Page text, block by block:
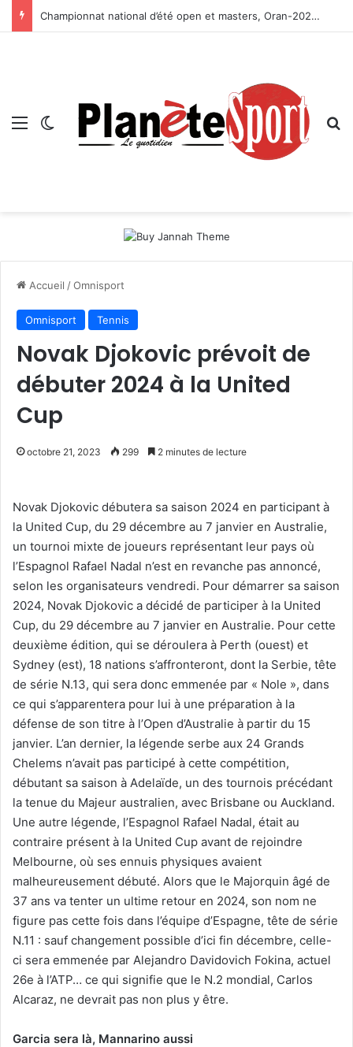
Championnat national d’été open et masters, Oran-2026 — Le CRB s’adjuge le titre
Menu Switch skin
Accueil /Omnisport
Omnisport Tennis
Novak Djokovic prévoit de
débuter 2024 à la United
Cup
octobre 21, 2023 299 2 minutes de lecture
Novak Djokovic débutera sa saison 2024 en participant à
la United Cup, du 29 décembre au 7 janvier en Australie,
un tournoi mixte de joueurs représentant leur pays où
l’Espagnol Rafael Nadal n’est en revanche pas annoncé,
selon les organisateurs vendredi. Pour démarrer sa saison
2024, Novak Djokovic a décidé de participer à la United
Cup, du 29 décembre au 7 janvier en Australie. Pour cette
deuxième édition, qui se déroulera à Perth (ouest) et
Sydney (est), 18 nations s’affronteront, dont la Serbie, tête
de série N.13, qui sera donc emmenée par « Nole », dans
ce qui s’apparentera pour lui à une préparation à la
défense de son titre à l’Open d’Australie à partir du 15
janvier. L’an dernier, la légende serbe aux 24 Grands
Chelems n’avait pas participé à cette compétition,
débutant sa saison à Adelaïde, un des tournois précédant
la tenue du Majeur australien, avec Brisbane ou Auckland.
Une autre légende, l’Espagnol Rafael Nadal, était au
contraire présent à la United Cup avant de rejoindre
Melbourne, où ses ennuis physiques avaient
malheureusement débuté. Alors que le Majorquin âgé de
37 ans va tenter un ultime retour en 2024, son nom ne
figure pas cette fois dans l’équipe d’Espagne, tête de série
N.11 : sauf changement possible d’ici fin décembre, celle-
ci sera emmenée par Alejandro Davidovich Fokina, actuel
26e à l’ATP… ce qui signifie que le N.2 mondial, Carlos
Alcaraz, ne devrait pas non plus y être.
Garcia sera là, Mannarino aussi